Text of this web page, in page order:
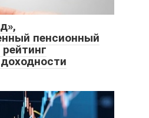
пенсионный